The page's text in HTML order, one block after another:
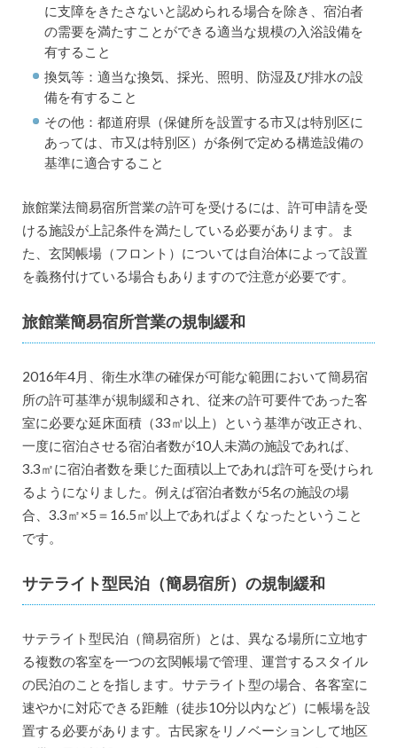
に支障をきたさないと認められる場合を除き、宿泊者
の需要を満たすことができる適当な規模の入浴設備を
有すること
換気等：適当な換気、採光、照明、防湿及び排水の設
備を有すること
その他：都道府県（保健所を設置する市又は特別区に
あっては、市又は特別区）が条例で定める構造設備の
基準に適合すること
旅館業法簡易宿所営業の許可を受けるには、許可申請を受
ける施設が上記条件を満たしている必要があります。ま
た、玄関帳場（フロント）については自治体によって設置
を義務付けている場合もありますので注意が必要です。
旅館業簡易宿所営業の規制緩和
2016年4月、衛生水準の確保が可能な範囲において簡易宿
所の許可基準が規制緩和され、従来の許可要件であった客
室に必要な延床面積（33㎡以上）という基準が改正され、
一度に宿泊させる宿泊者数が10人未満の施設であれば、
3.3㎡に宿泊者数を乗じた面積以上であれば許可を受けられ
るようになりました。例えば宿泊者数が5名の施設の場
合、3.3㎡×5＝16.5㎡以上であればよくなったということ
です。
サテライト型民泊（簡易宿所）の規制緩和
サテライト型民泊（簡易宿所）とは、異なる場所に立地す
る複数の客室を一つの玄関帳場で管理、運営するスタイル
の民泊のことを指します。サテライト型の場合、各客室に
速やかに対応できる距離（徒歩10分以内など）に帳場を設
置する必要があります。古民家をリノベーションして地区